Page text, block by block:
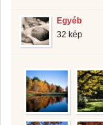
Egyéb
32 kép